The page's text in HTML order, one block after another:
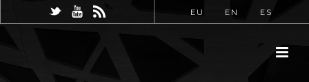
EU EN ES